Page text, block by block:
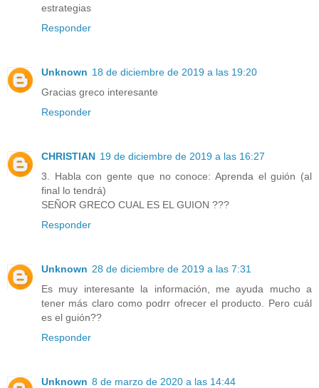
estrategias
Responder
Unknown 18 de diciembre de 2019 a las 19:20
Gracias greco interesante
Responder
CHRISTIAN 19 de diciembre de 2019 a las 16:27
3. Habla con gente que no conoce: Aprenda el guión (al
final lo tendrá)
SEÑOR GRECO CUAL ES EL GUION ???
Responder
Unknown 28 de diciembre de 2019 a las 7:31
Es muy interesante la información, me ayuda mucho a
tener más claro como podrr ofrecer el producto. Pero cuál
es el guión??
Responder
Unknown 8 de marzo de 2020 a las 14:44